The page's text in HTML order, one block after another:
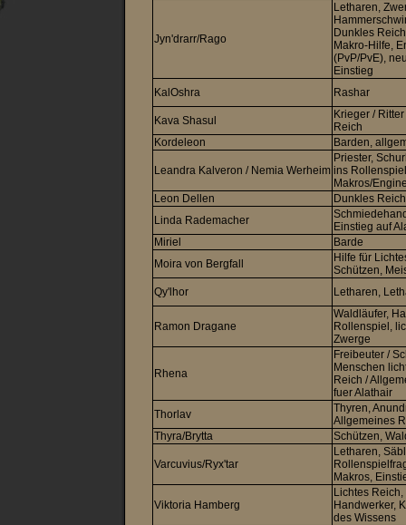
Jyn'drarr/Rago
Letharen,
Dunkles
Makro-Hilfe,
(PvP/PvE),
Einstieg
KalOshra
Rashar
Kava Shasul
Krieger /
Reich
Kordeleon
Barden,
Leandra Kalveron / Nemia Werheim
Priester,
ins
Makros/
Leon Dellen
Dunkles
Linda Rademacher
Einstieg auf
Miriel
Barde
Moira von Bergfall
Hilfe für
Schützen,
Qy'lhor
Letharen,
Ramon Dragane
Waldläufer,
Rollenspiel,
Zwerge
Rhena
Freibeuter /
Menschen
Reich /
fuer Alathair
Thorlav
Thyren,
Allgemeines
Thyra/Brytta
Schützen,
Varcuvius/Ryx'tar
Letharen,
Makros,
Viktoria Hamberg
Lichtes Reich,
Handwerker,
des Wissens